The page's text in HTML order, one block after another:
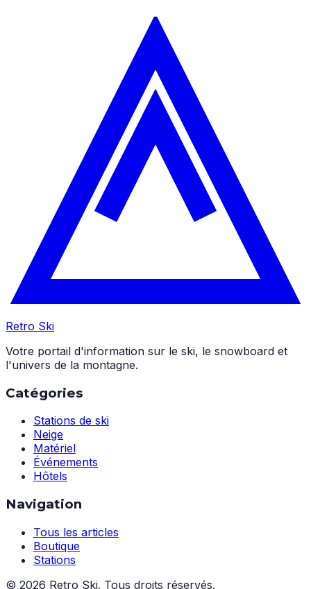
Retro Ski
Votre portail d'information sur le ski, le snowboard et
l'univers de la montagne.
Catégories
Stations de ski
Neige
Matériel
Événements
Hôtels
Navigation
Tous les articles
Boutique
Stations
© 2026 Retro Ski. Tous droits réservés.